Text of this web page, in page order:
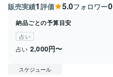
販売実績1 評価 5.0フォロワー0
納品ごとの予算目安
占い
占い 2,000円〜
スケジュール